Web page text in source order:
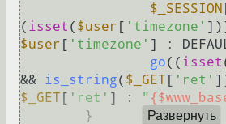
$_SESSION
( isset ( $user [ 'timezone'
$user [ 'timezone' ] :
go(( isset
&& is_string( $_GET [ 'ret'
$_GET [ 'ret' ] : "
Развернуть